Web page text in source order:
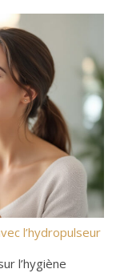
l’hydropulseur
l’hygiène